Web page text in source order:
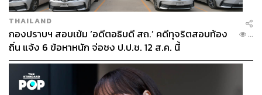
THAILAND
กองปราบฯ สอบเข้ม ‘อดีตอธิบดี สถ.’ คดีทุจริตสอบท้อง
ถิ่น แจ้ง 6 ข้อหาหนัก จ่อชง ป.ป.ช. 12 ส.ค. นี้
...